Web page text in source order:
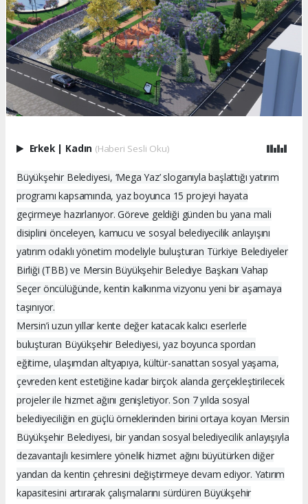
Erkek | Kadın (Haberi Sesli Oku)
Büyükşehir Belediyesi, ‘Mega Yaz’ sloganıyla başlattığı yatırım
programı kapsamında, yaz boyunca 15 projeyi hayata
geçirmeye hazırlanıyor. Göreve geldiği günden bu yana mali
disiplini önceleyen, kamucu ve sosyal belediyecilik anlayışını
yatırım odaklı yönetim modeliyle buluşturan Türkiye Belediyeler
Birliği (TBB) ve Mersin Büyükşehir Belediye Başkanı Vahap
Seçer öncülüğünde, kentin kalkınma vizyonu yeni bir aşamaya
taşınıyor.
Mersin’i uzun yıllar kente değer katacak kalıcı eserlerle
buluşturan Büyükşehir Belediyesi, yaz boyunca spordan
eğitime, ulaşımdan altyapıya, kültür-sanattan sosyal yaşama,
çevreden kent estetiğine kadar birçok alanda gerçekleştirilecek
projeler ile hizmet ağını genişletiyor. Son 7 yılda sosyal
belediyeciliğin en güçlü örneklerinden birini ortaya koyan Mersin
Büyükşehir Belediyesi, bir yandan sosyal belediyecilik anlayışıyla
dezavantajlı kesimlere yönelik hizmet ağını büyütürken diğer
yandan da kentin çehresini değiştirmeye devam ediyor. Yatırım
kapasitesini artırarak çalışmalarını sürdüren Büyükşehir